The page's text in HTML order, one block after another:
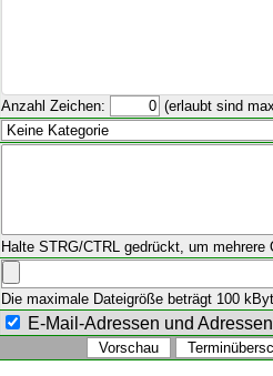
Anzahl Zeichen: (erlaubt sind
Halte STRG/CTRL gedrückt, um mehrere
Die maximale Dateigröße beträgt 100
E-Mail-Adressen und